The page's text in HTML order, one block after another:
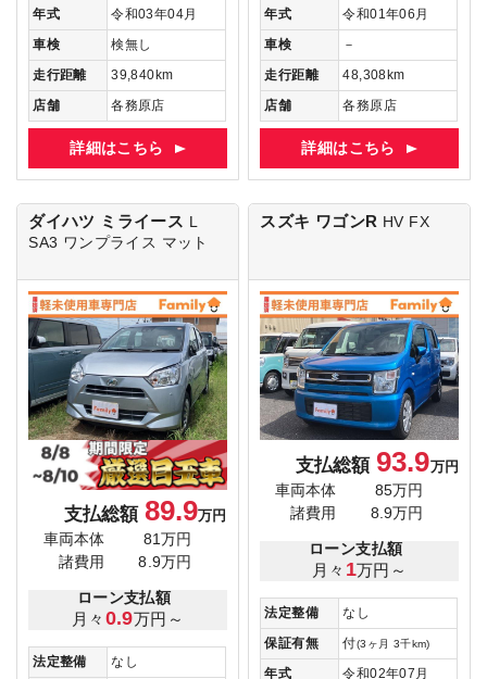
年式
令和03年04月
車検
検無し
走行距離
39,840km
店舗
各務原店
詳細はこちら
年式
令和01年06月
車検
－
走行距離
48,308km
店舗
各務原店
詳細はこちら
ダイハツ ミライース
SA3 ワンプライス マット
支払総額 89.9万円
車両本体
81万円
諸費用
8.9万円
ローン支払額
月々 0.9万円～
法定整備
なし
スズキ ワゴンR HV FX
支払総額 93.9万円
車両本体
85万円
諸費用
8.9万円
ローン支払額
月々 1万円～
法定整備
なし
保証有無
付(3ヶ月 3千km)
年式
令和02年07月